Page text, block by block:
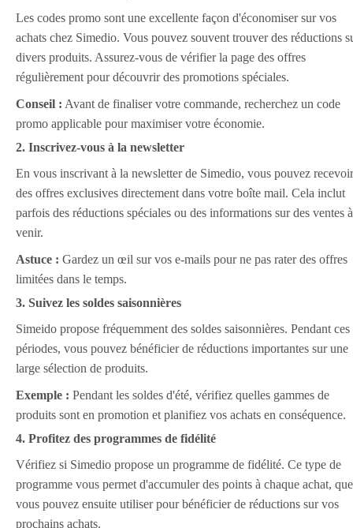
Les codes promo sont une excellente façon d'économiser sur vos
achats chez Simedio. Vous pouvez souvent trouver des réductions
divers produits. Assurez-vous de vérifier la page des offres
régulièrement pour découvrir des promotions spéciales.
Conseil : Avant de finaliser votre commande, recherchez un code
promo applicable pour maximiser votre économie.
2. Inscrivez-vous à la newsletter
En vous inscrivant à la newsletter de Simedio, vous pouvez recevoir
des offres exclusives directement dans votre boîte mail. Cela inclut
parfois des réductions spéciales ou des informations sur des ventes à
venir.
Astuce : Gardez un œil sur vos e-mails pour ne pas rater des offres
limitées dans le temps.
3. Suivez les soldes saisonnières
Simeido propose fréquemment des soldes saisonnières. Pendant ces
périodes, vous pouvez bénéficier de réductions importantes sur une
large sélection de produits.
Exemple : Pendant les soldes d'été, vérifiez quelles gammes de
produits sont en promotion et planifiez vos achats en conséquence.
4. Profitez des programmes de fidélité
Vérifiez si Simedio propose un programme de fidélité. Ce type de
programme vous permet d'accumuler des points à chaque achat, que
vous pouvez ensuite utiliser pour bénéficier de réductions sur vos
prochains achats.